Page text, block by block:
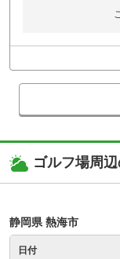
ゴルフ場周
静岡県 熱海市
日付